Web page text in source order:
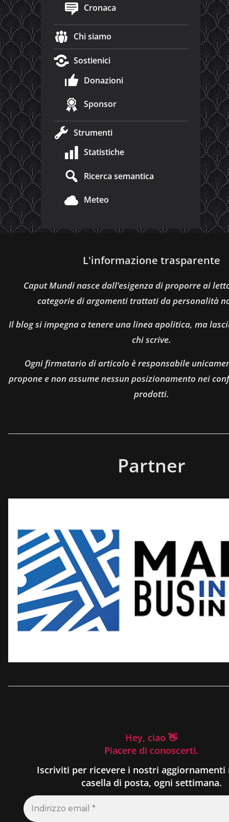
Cronaca
Chi siamo
Sostienici
Donazioni
Sponsor
Strumenti
Statistiche
Ricerca semantica
Meteo
L'informazione trasparente
Caput Mundi nasce dall’esigenza di proporre ai
categorie di argomenti trattati da personalità
Il blog si impegna a tenere una linea apolitica, ma
chi scrive.
Ogni firmatario di articolo è responsabile
propone e non assume nessun posizionamento nei
prodotti.
Partner
Hey, ciao 👋
Piacere di conoscerti.
Iscriviti per ricevere i nostri aggiornamenti
casella di posta, ogni settimana.